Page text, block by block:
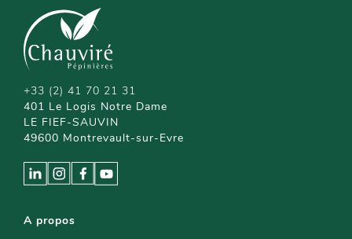
+33 (2) 41 70 21 31
401 Le Logis Notre Dame
LE FIEF-SAUVIN
49600 Montrevault-sur-Evre
A propos